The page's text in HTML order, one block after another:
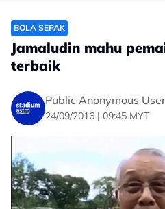
BOLA SEPAK
Jamaludin mahu
terbaik
Public Anonymous User
24/09/2016 | 09:45 MYT